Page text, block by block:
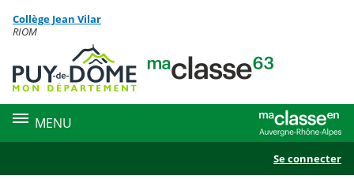
Menu de la rubrique
Contenu
Collège Jean Vilar
RIOM
MENU
Se connecter